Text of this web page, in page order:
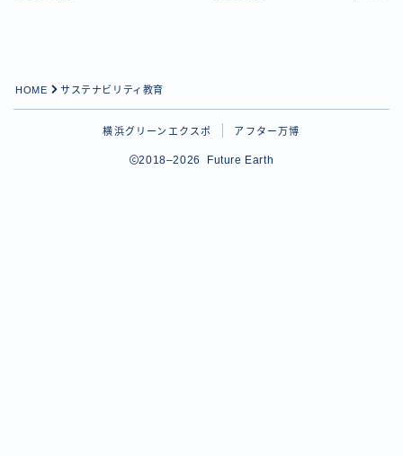
HOME サステナビリティ教育
横浜グリーンエクスポ アフター万博
2018–2026 Future Earth